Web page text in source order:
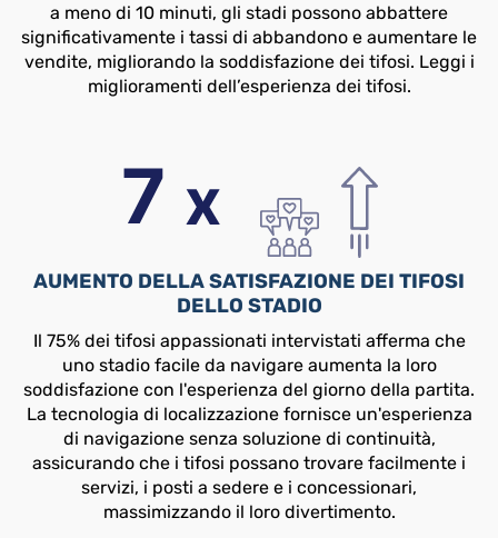
a meno di 10 minuti, gli stadi possono abbattere
significativamente i tassi di abbandono e aumentare le
vendite, migliorando la soddisfazione dei tifosi. Leggi i
miglioramenti dell’esperienza dei tifosi.
AUMENTO DELLA SATISFAZIONE DEI TIFOSI
DELLO STADIO
Il 75% dei tifosi appassionati intervistati afferma che
uno stadio facile da navigare aumenta la loro
soddisfazione con l'esperienza del giorno della partita.
La tecnologia di localizzazione fornisce un'esperienza
di navigazione senza soluzione di continuità,
assicurando che i tifosi possano trovare facilmente i
servizi, i posti a sedere e i concessionari,
massimizzando il loro divertimento.